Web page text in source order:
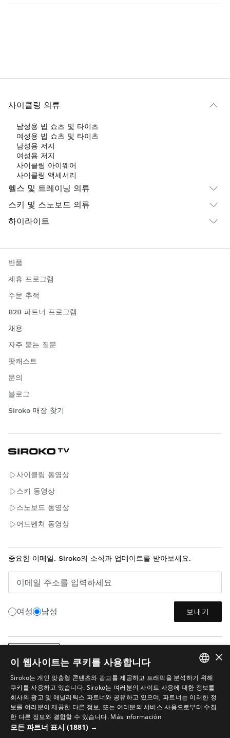
사이클링 의류
남성용 빕 쇼츠 및 타이츠
여성용 빕 쇼츠 및 타이츠
남성용 저지
여성용 저지
사이클링 아이웨어
사이클링 액세서리
헬스 및 트레이닝 의류
스키 및 스노보드 의류
하이라이트
반품
제휴 프로그램
주문 추적
B2B 파트너 프로그램
채용
자주 묻는 질문
팟캐스트
문의
블로그
Siroko 매장 찾기
사이클링 동영상
스키 동영상
스노보드 동영상
어드벤처 동영상
중요한 이메일. Siroko의 소식과 업데이트를 받아보세요.
이메일 주소를 입력하세요
여성 남성 보내기
법적 고지 쿠키
SPANISH
ENGLISH
GREEK
×
이 웹사이트는 쿠키를 사용합니다
Siroko는 개인 맞춤형 콘텐츠와 광고를 제공하고 트래픽을 분석하기 위해
쿠키를 사용하고 있습니다. Siroko는 여러분의 사이트 사용에 대한 정보를
회사의 광고 및 애널리틱스 파트너와 공유하고 있으며, 파트너는 이러한 정
보를 여러분이 제공한 다른 정보, 또는 여러분의 서비스 사용으로부터 수집
한 다른 정보와 결합할 수 있습니다. Más información
모든 파트너 표시 (1881) →